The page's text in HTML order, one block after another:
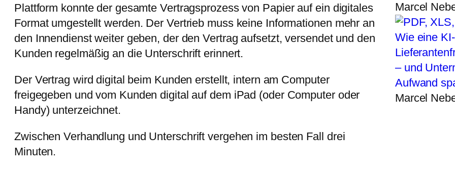
Plattform konnte der gesamte Vertragsprozess von Papier auf ein digitales
Format umgestellt werden. Der Vertrieb muss keine Informationen mehr an
den Innendienst weiter geben, der den Vertrag aufsetzt, versendet und den
Kunden regelmäßig an die Unterschrift erinnert.
Der Vertrag wird digital beim Kunden erstellt, intern am Computer
freigegeben und vom Kunden digital auf dem iPad (oder Computer oder
Handy) unterzeichnet.
Zwischen Verhandlung und Unterschrift vergehen im besten Fall drei
Minuten.
Marcel
Wie eine
– und
Aufwand
Marcel